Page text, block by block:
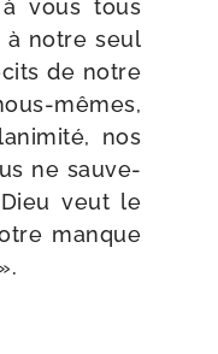
à vous tous
à notre seul
de notre
​mêmes,
nos
ne sau­ve­
veut le
manque
».